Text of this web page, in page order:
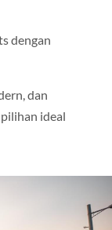
dengan
dan
ideal